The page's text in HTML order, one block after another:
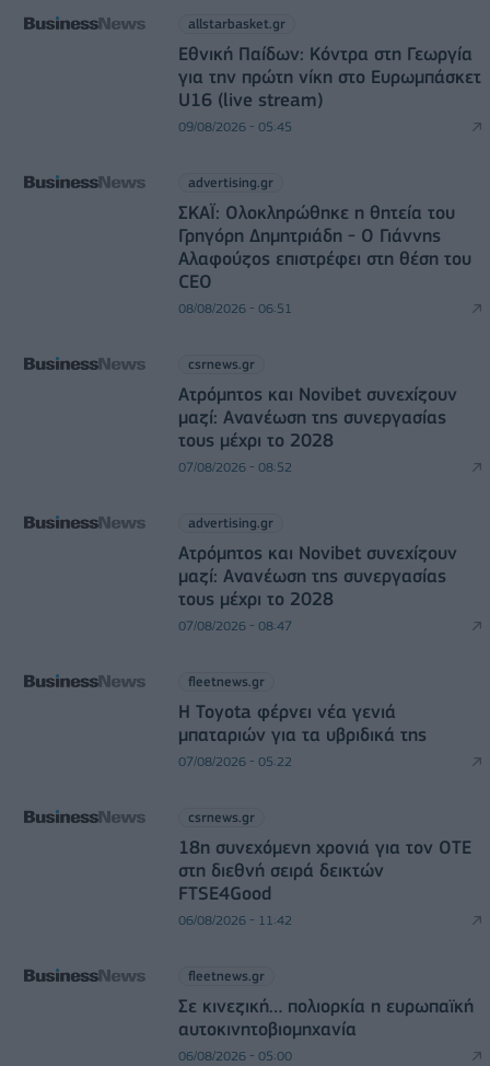
allstarbasket.gr
Εθνική Παίδων: Κόντρα στη Γεωργία
για την πρώτη νίκη στο Ευρωμπάσκετ
U16 (live stream)
09/08/2026 - 05:45
advertising.gr
ΣΚΑΪ: Ολοκληρώθηκε η θητεία του
Γρηγόρη Δημητριάδη - Ο Γιάννης
Αλαφούζος επιστρέφει στη θέση του
CEO
08/08/2026 - 06:51
csrnews.gr
Ατρόμητος και Novibet συνεχίζουν
μαζί: Ανανέωση της συνεργασίας
τους μέχρι το 2028
07/08/2026 - 08:52
advertising.gr
Ατρόμητος και Novibet συνεχίζουν
μαζί: Ανανέωση της συνεργασίας
τους μέχρι το 2028
07/08/2026 - 08:47
fleetnews.gr
Η Toyota φέρνει νέα γενιά
μπαταριών για τα υβριδικά της
07/08/2026 - 05:22
csrnews.gr
18η συνεχόμενη χρονιά για τον ΟΤΕ
στη διεθνή σειρά δεικτών
FTSE4Good
06/08/2026 - 11:42
fleetnews.gr
Σε κινεζική… πολιορκία η ευρωπαϊκή
αυτοκινητοβιομηχανία
06/08/2026 - 05:00